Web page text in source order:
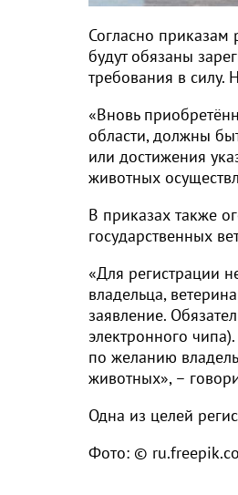
Согласно приказам
будут обязаны
требования в силу.
«Вновь
области, должны
или достижения
животных
В приказах также
государственных
«Для регистрации
владельца,
заявление.
электронного
по желанию
животных», –
Одна из целей
Фото: ©